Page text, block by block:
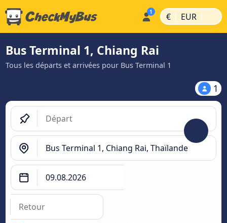
€ | EUR |
Bus Terminal 1, Chiang Rai
Tous les départs et arrivées pour Bus Terminal 1
1